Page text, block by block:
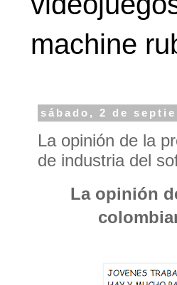
machine
sábado, 2 de
La opinión de la
de industria del
La opinión